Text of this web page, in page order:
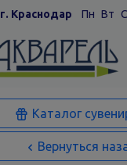
г. Краснодар Пн Вт
Каталог
Вернуться